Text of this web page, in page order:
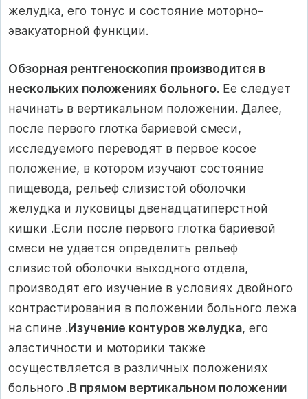
желудка, его тонус и состояние моторно-
эвакуаторной функции.
Обзорная рентгеноскопия производится в
нескольких положениях больного. Ее следует
начинать в вертикальном положении. Далее,
после первого глотка бариевой смеси,
исследуемого переводят в первое косое
положение, в котором изучают состояние
пищевода, рельеф слизистой оболочки
желудка и луковицы двенадцатиперстной
кишки .Если после первого глотка бариевой
смеси не удается определить рельеф
слизистой оболочки выходного отдела,
производят его изучение в условиях двойного
контрастирования в положении больного лежа
на спине .Изучение контуров желудка, его
эластичности и моторики также
осуществляется в различных положениях
больного .В прямом вертикальном положении